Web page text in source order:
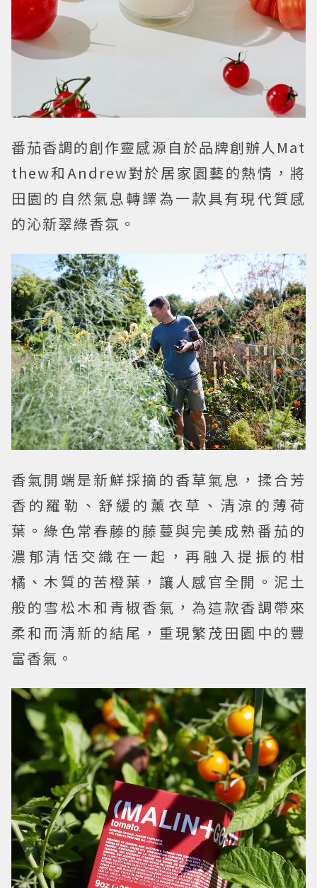
番茄香調的創作靈感源自於品牌創辦人Mat
thew和Andrew對於居家園藝的熱情，將
田園的自然氣息轉譯為一款具有現代質感
的沁新翠綠香氛。
香氣開端是新鮮採摘的香草氣息，揉合芳
香的羅勒、舒緩的薰衣草、清涼的薄荷
葉。綠色常春藤的藤蔓與完美成熟番茄的
濃郁清恬交織在一起，再融入提振的柑
橘、木質的苦橙葉，讓人感官全開。泥土
般的雪松木和青椒香氣，為這款香調帶來
柔和而清新的結尾，重現繁茂田園中的豐
富香氣。